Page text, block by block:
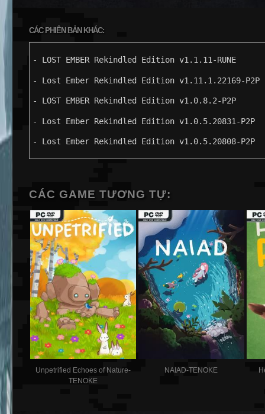
CÁC PHIÊN BẢN KHÁC:
- LOST EMBER Rekindled Edition v1.1.11-RUNE
- Lost Ember Rekindled Edition v1.11.1.22169-P2P
- LOST EMBER Rekindled Edition v1.0.8.2-P2P
- Lost Ember Rekindled Edition v1.0.5.20831-P2P
- Lost Ember Rekindled Edition v1.0.5.20808-P2P
CÁC GAME TƯƠNG TỰ:
Unpetrified Echoes of Nature-
TENOKE
NAIAD-TENOKE